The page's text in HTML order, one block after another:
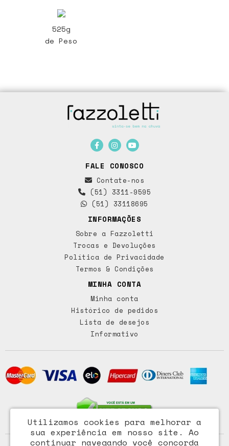
525g
de Peso
FALE CONOSCO
Contate-nos
(51) 3311-9595
(51) 33118695
INFORMAÇÕES
Sobre a Fazzoletti
Trocas e Devoluções
Política de Privacidade
Termos & Condições
MINHA CONTA
Minha conta
Histórico de pedidos
Lista de desejos
Informativo
Utilizamos cookies para melhorar a
sua experiência em nosso site. Ao
continuar navegando você concorda